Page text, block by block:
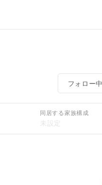
フォロー中
同居する家族構成